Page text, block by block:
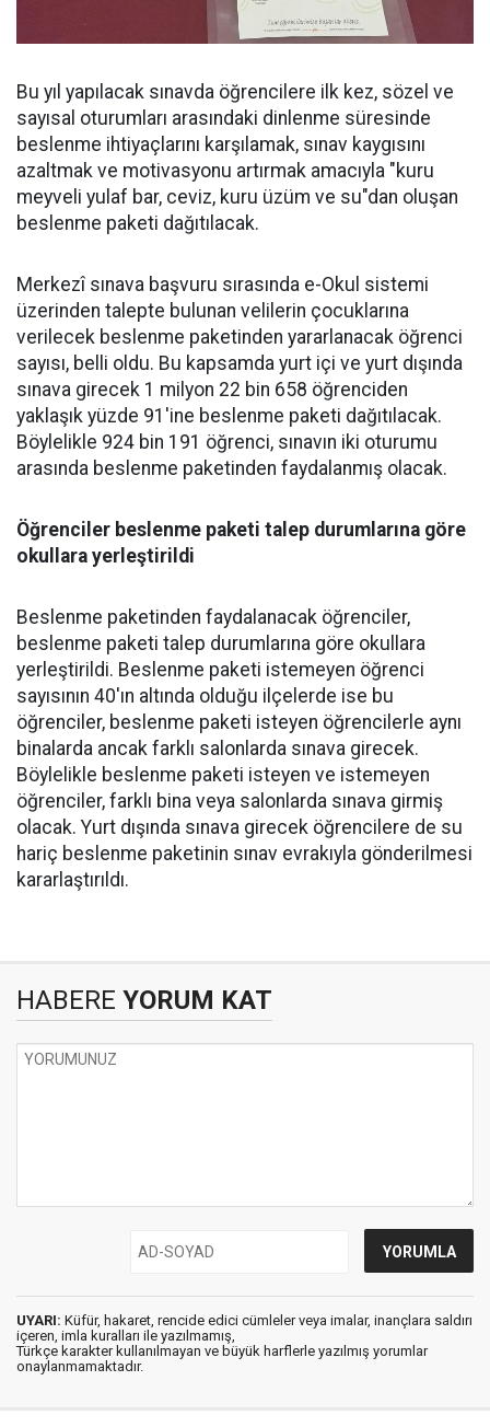
Bu yıl yapılacak sınavda öğrencilere ilk kez, sözel ve
sayısal oturumları arasındaki dinlenme süresinde
beslenme ihtiyaçlarını karşılamak, sınav kaygısını
azaltmak ve motivasyonu artırmak amacıyla "kuru
meyveli yulaf bar, ceviz, kuru üzüm ve su"dan oluşan
beslenme paketi dağıtılacak.
Merkezî sınava başvuru sırasında e-Okul sistemi
üzerinden talepte bulunan velilerin çocuklarına
verilecek beslenme paketinden yararlanacak öğrenci
sayısı, belli oldu. Bu kapsamda yurt içi ve yurt dışında
sınava girecek 1 milyon 22 bin 658 öğrenciden
yaklaşık yüzde 91'ine beslenme paketi dağıtılacak.
Böylelikle 924 bin 191 öğrenci, sınavın iki oturumu
arasında beslenme paketinden faydalanmış olacak.
Öğrenciler beslenme paketi talep durumlarına göre
okullara yerleştirildi
Beslenme paketinden faydalanacak öğrenciler,
beslenme paketi talep durumlarına göre okullara
yerleştirildi. Beslenme paketi istemeyen öğrenci
sayısının 40'ın altında olduğu ilçelerde ise bu
öğrenciler, beslenme paketi isteyen öğrencilerle aynı
binalarda ancak farklı salonlarda sınava girecek.
Böylelikle beslenme paketi isteyen ve istemeyen
öğrenciler, farklı bina veya salonlarda sınava girmiş
olacak. Yurt dışında sınava girecek öğrencilere de su
hariç beslenme paketinin sınav evrakıyla gönderilmesi
kararlaştırıldı.
HABERE YORUM KAT
UYARI: Küfür, hakaret, rencide edici cümleler veya imalar, inançlara saldırı
içeren, imla kuralları ile yazılmamış,
Türkçe karakter kullanılmayan ve büyük harflerle yazılmış yorumlar
onaylanmamaktadır.